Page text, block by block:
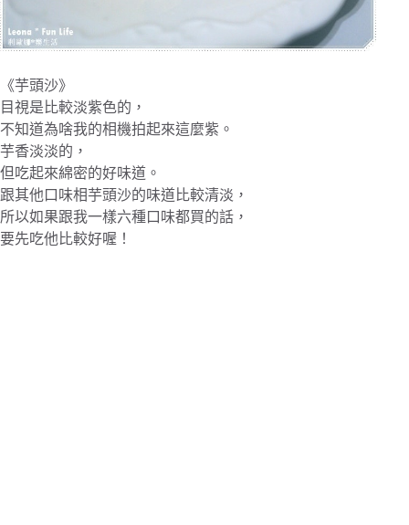
《芋頭沙》
目視是比較淡紫色的，
不知道為啥我的相機拍起來這麼紫。
芋香淡淡的，
但吃起來綿密的好味道。
跟其他口味相芋頭沙的味道比較清淡，
所以如果跟我一樣六種口味都買的話，
要先吃他比較好喔！